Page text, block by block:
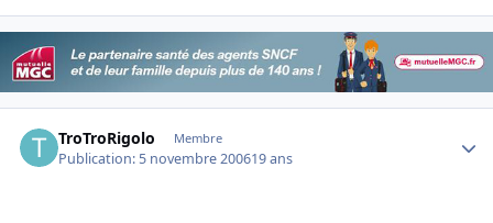
TroTroRigolo Membre
Publication: 5 novembre 200619 ans